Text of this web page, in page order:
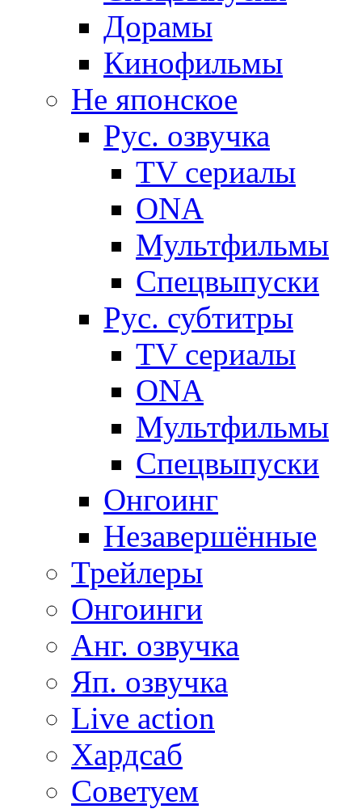
Дорамы
Кинофильмы
Не японское
Рус. озвучка
TV сериалы
ONA
Мультфильмы
Спецвыпуски
Рус. субтитры
TV сериалы
ONA
Мультфильмы
Спецвыпуски
Онгоинг
Незавершённые
Трейлеры
Онгоинги
Анг. озвучка
Яп. озвучка
Live action
Хардсаб
Советуем